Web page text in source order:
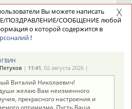
Вы можете написать
ПОЗДРАВЛЕНИЕ/СООБЩЕНИЕ любой
о которой содержится в
!
| 11:41, 02 августа 2026 |
Виталий Николаевич!
желаю Вам неизменного
прекрасного настроения и
оптимизма. Пусть Ваша